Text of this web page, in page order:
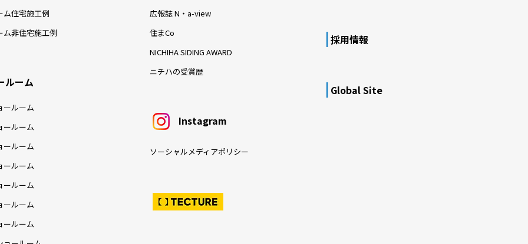
ム住宅施工例
ム非住宅施工例
ルーム
ールーム
ールーム
ールーム
ールーム
ールーム
ールーム
ールーム
広報誌 N・a-view
住まCo
NICHIHA SIDING AWARD
ニチハの受賞歴
Instagram
ソーシャルメディアポリシー
採用情報
Global Site